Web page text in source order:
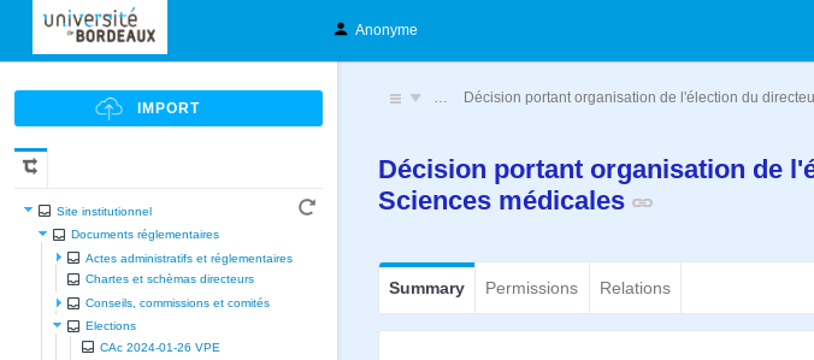
Anonyme
Site institutionnel
Documents réglementaires
Actes administratifs et réglementaires
Chartes et schèmas directeurs
Conseils, commissions et comités
Elections
CAc 2024-01-26 VPE
… Décision portant organisation de l'élection du
Décision portant organisation de
Sciences médicales
Summary Permissions Relations